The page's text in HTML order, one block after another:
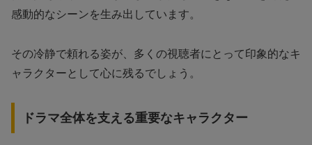
感動的なシーンを生み出しています。
その冷静で頼れる姿が、多くの視聴者にとって印象的なキ
ャラクターとして心に残るでしょう。
ドラマ全体を支える重要なキャラクター